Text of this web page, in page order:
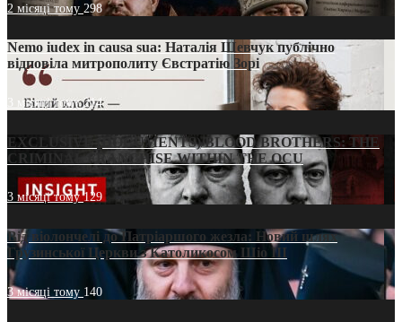
2 місяці тому 298
Nemo iudex in causa sua: Наталія Шевчук публічно
відповіла митрополиту Євстратію Зорі
3 місяці тому214
EXCLUSIVE (DOCUMENTS)/BLOOD BROTHERS: THE
CRIMINAL FRANCHISE WITHIN THE OCU
3 місяці тому129
Від віолончелі до Патріаршого жезла: Новий шлях
Грузинської Церкви з Католикосом Шіо III
3 місяці тому 140